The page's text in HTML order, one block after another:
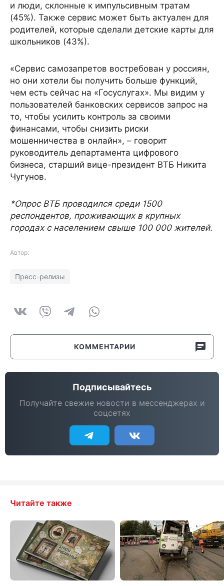
и люди, склонные к импульсивным тратам
(45%). Также сервис может быть актуален для
родителей, которые сделали детские карты для
школьников (43%).
«Сервис самозапретов востребован у россиян,
но они хотели бы получить больше функций,
чем есть сейчас на «Госуслугах». Мы видим у
пользователей банковских сервисов запрос на
то, чтобы усилить контроль за своими
финансами, чтобы снизить риски
мошенничества в онлайн», – говорит
руководитель департамента цифрового
бизнеса, старший вице-президент ВТБ Никита
Чугунов.
*Опрос ВТБ проводился среди 1500
респондентов, проживающих в крупных
городах с населением свыше 100 000 жителей.
Автор:
Пресс-релизы
КОММЕНТАРИИ
Подписывайтесь
Получайте свежие новости в мессенджерах и
соцсетях
Читайте также